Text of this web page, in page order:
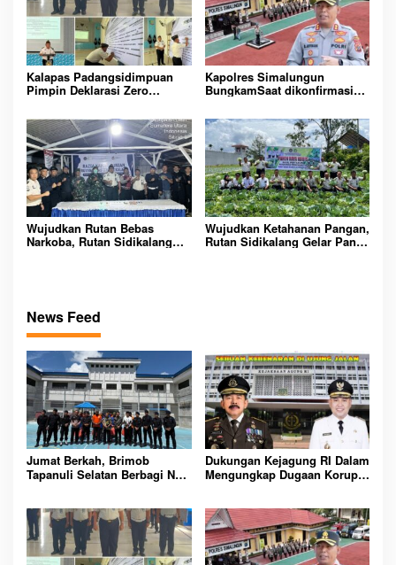
Kalapas Padangsidimpuan
Pimpin Deklarasi Zero
Lingkungan Lapas
Padangsidimpuan
Kapolres Simalungun
BungkamSaat dikonfirmasi
bambang alias bembeng
Dikecamatan gunung malela
Wujudkan Rutan Bebas
Narkoba, Rutan Sidikalang
Wujudkan Ketahanan Pangan,
Rutan Sidikalang Gelar Panen
News Feed
Jumat Berkah, Brimob
Tapanuli Selatan Berbagi Nasi
Dukungan Kejagung RI Dalam
Mengungkap Dugaan Korupsi
Dan Tangkap!